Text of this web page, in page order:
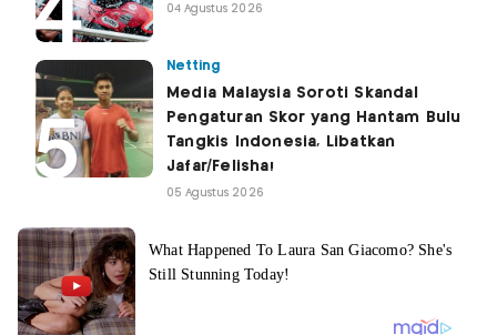
04 Agustus 2026
Netting
Media Malaysia Soroti Skandal
Pengaturan Skor yang Hantam Bulu
Tangkis Indonesia, Libatkan
Jafar/Felisha!
05 Agustus 2026